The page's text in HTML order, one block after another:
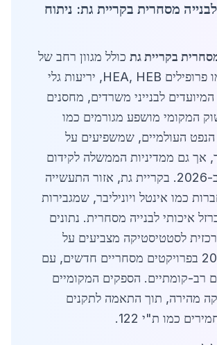
מסחרית בקריית גת: ניתוח
בקריית גת כולל מגוון רחב של
פרופילים, כמו פרופילים HEA, HEB, יריעות גלי
לבנייני משרדים, מחסנים
המקומי מושפע מגורמים כמו
הנפט העולמיים, שמשפיעים על
אך גם ממדיניות הממשלה לקידום
בנייה ירוקה ב-2026. בקריית גת, אזור התעשייה
כמו אינטל ויוניליבר, שמגבירות
איכותי לבנייה מסחרית. נתונים
לסטטיסטיקה מצביעים על
עלייה של 20% בפרויקטים מסחריים חדשים, עם
רב-קומתיים. הספקים המקומיים
מהירה, תוך התאמה לתקנים
כמו ת"י 122.